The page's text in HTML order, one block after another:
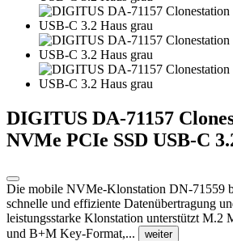
DIGITUS DA-71157
NVMe PCIe SSD USB-C
Die mobile NVMe-Klonstation DN-71559
schnelle und effiziente Datenübertragung
leistungsstarke Klonstation unterstützt
und B+M Key-Format,...
weiter